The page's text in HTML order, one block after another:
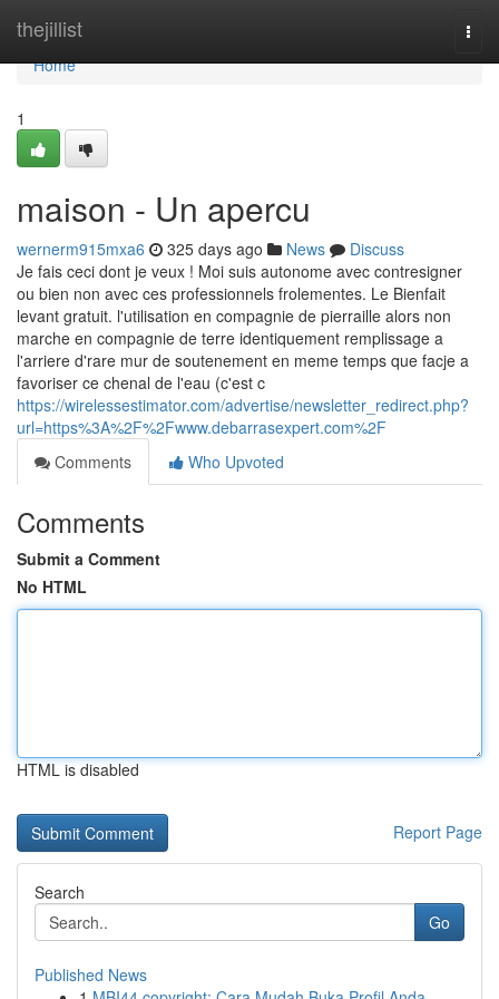
thejillist
Home
Home
1
maison - Un apercu
wernerm915mxa6 325 days ago News
Discuss
Je fais ceci dont je veux ! Moi suis autonome avec contresigner
ou bien non avec ces professionnels frolementes. Le Bienfait
levant gratuit. l'utilisation en compagnie de pierraille alors non
marche en compagnie de terre identiquement remplissage a
l'arriere d'rare mur de soutenement en meme temps que facje a
favoriser ce chenal de l'eau (c'est c
https://wirelessestimator.com/advertise/newsletter_redirect.php?
url=https%3A%2F%2Fwww.debarrasexpert.com%2F
Comments
Who Upvoted
Comments
Submit a Comment
No HTML
HTML is disabled
Report Page
Search
Go
Published News